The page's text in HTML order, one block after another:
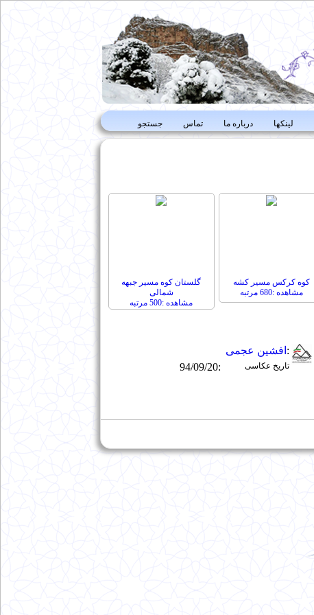
لینکها درباره ما تماس جستجو
کوه کرکس مسیر کشه
مشاهده :680 مرتبه
گلستان کوه مسیر جبهه
شمالی
مشاهده :500 مرتبه
: افشین عجمی
تاریخ عکاسی :
94/09/20